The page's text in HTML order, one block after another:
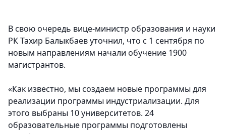
В свою очередь вице-министр образования и науки
РК Тахир Балыкбаев уточнил, что с 1 сентября по
новым направлениям начали обучение 1900
магистрантов.
«Как известно, мы создаем новые программы для
реализации программы индустриализации. Для
этого выбраны 10 университетов. 24
образовательные программы подготовлены